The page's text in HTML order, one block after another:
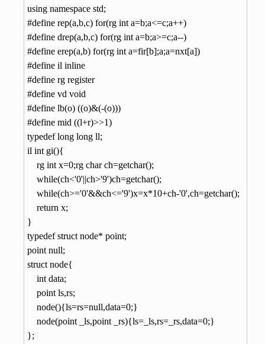
using namespace std;
#define rep(a,b,c) for(rg int a=b;a<=c;a++)
#define drep(a,b,c) for(rg int a=b;a>=c;a--)
#define erep(a,b) for(rg int a=fir[b];a;a=nxt[a])
#define il inline
#define rg register
#define vd void
#define lb(o) ((o)&(-(o)))
#define mid ((l+r)>>1)
typedef long long ll;
il int gi(){
    rg int x=0;rg char ch=getchar();
    while(ch<'0'||ch>'9')ch=getchar();
    while(ch>='0'&&ch<='9')x=x*10+ch-'0',ch=getchar();
    return x;
}
typedef struct node* point;
point null;
struct node{
    int data;
    point ls,rs;
    node(){ls=rs=null,data=0;}
    node(point _ls,point _rs){ls=_ls,rs=_rs,data=0;}
};